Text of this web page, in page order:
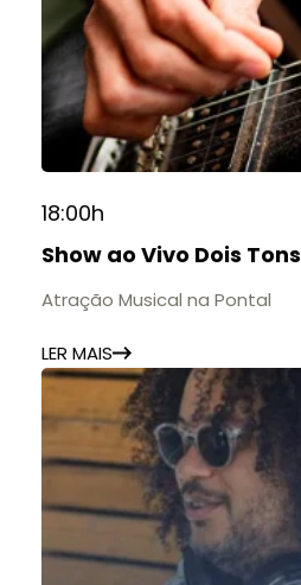
18:00h
Show ao Vivo Dois Tons
Atração Musical na Pontal
LER MAIS